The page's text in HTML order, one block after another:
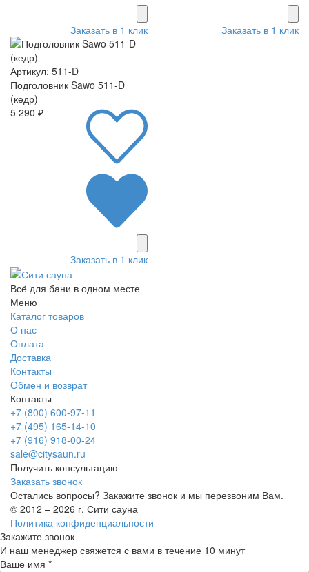
Заказать в 1 клик Заказать в 1 клик
Артикул: 511-D
Подголовник Sawo 511-D
(кедр)
5 290 ₽
Заказать в 1 клик
Всё для бани в одном месте
Меню
Каталог товаров
О нас
Оплата
Доставка
Контакты
Обмен и возврат
Контакты
+7 (800) 600-97-11
+7 (495) 165-14-10
+7 (916) 918-00-24
sale@citysaun.ru
Получить консультацию
Заказать звонок
Остались вопросы? Закажите звонок и мы перезвоним Вам.
© 2012 – 2026 г. Сити сауна
Политика конфиденциальности
Закажите звонок
И наш менеджер свяжется с вами в течение 10 минут
Ваше имя *